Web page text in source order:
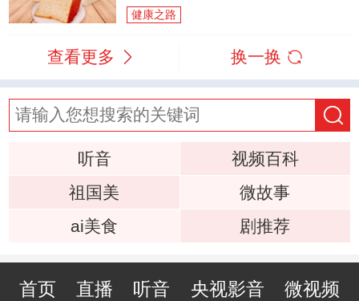
健康之路
查看更多 换一换
听音
视频百科
祖国美
微故事
ai美食
剧推荐
首页 直播 听音 央视影音 微视频